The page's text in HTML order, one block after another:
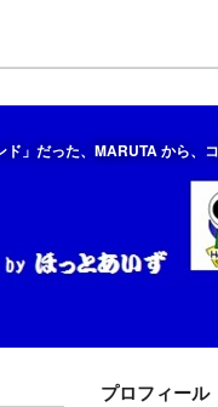
」だった、MARUTA から、
プロフィール